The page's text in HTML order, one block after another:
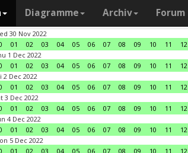
Diagramme Archiv Forum
30 Nov 2022
01 02 03 04 05 06 07 08 09 10 11 12
1 Dec 2022
01 02 03 04 05 06 07 08 09 10 11 12
2 Dec 2022
01 02 03 04 05 06 07 08 09 10 11 12
3 Dec 2022
01 02 03 04 05 06 07 08 09 10 11 12
4 Dec 2022
01 02 03 04 05 06 07 08 09 10 11 12
5 Dec 2022
01 02 03 04 05 06 07 08 09 10 11 12